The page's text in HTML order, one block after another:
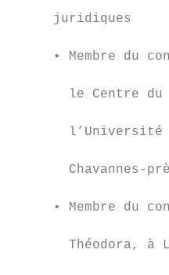
     juridiques
• Membre du
le Centre du
l’Université
Chavannes-
• Membre du
Théodora, à